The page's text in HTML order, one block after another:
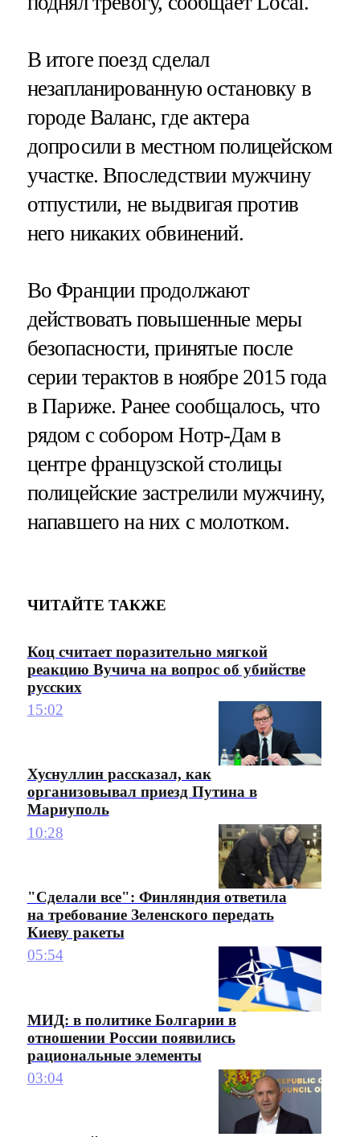
В итоге поезд сделал
незапланированную остановку в
городе Валанс, где актера
допросили в местном полицейском
участке. Впоследствии мужчину
отпустили, не выдвигая против
него никаких обвинений.
Во Франции продолжают
действовать повышенные меры
безопасности, принятые после
серии терактов в ноябре 2015 года
в Париже. Ранее сообщалось, что
рядом с собором Нотр-Дам в
центре французской столицы
полицейские застрелили мужчину,
напавшего на них с молотком.
ЧИТАЙТЕ ТАКЖЕ
Коц считает поразительно мягкой
реакцию Вучича на вопрос об убийстве
русских
15:02
Хуснуллин рассказал, как
организовывал приезд Путина в
Мариуполь
10:28
"Сделали все": Финляндия ответила
на требование Зеленского передать
Киеву ракеты
05:54
МИД: в политике Болгарии в
отношении России появились
рациональные элементы
03:04